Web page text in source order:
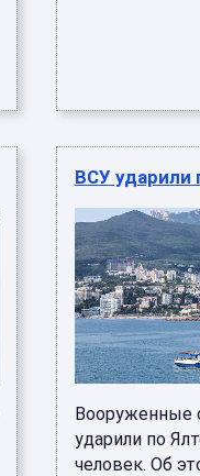
ВСУ ударили
Вооруженные
ударили по
человек. Об